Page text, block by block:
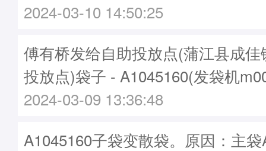
2024-03-10 14:50:25
傅有桥发给自助投放点(蒲江县成
投放点)袋子 - A1045160(发袋机
2024-03-09 13:36:48
A1045160子袋变散袋。原因：主